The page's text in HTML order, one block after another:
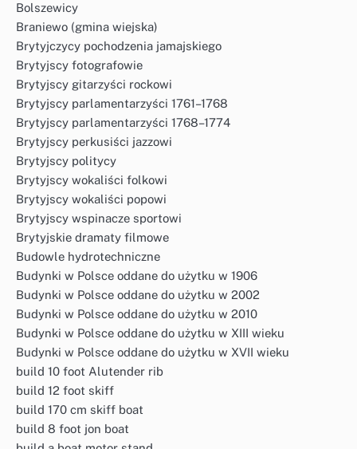
Bolszewicy
Braniewo (gmina wiejska)
Brytyjczycy pochodzenia jamajskiego
Brytyjscy fotografowie
Brytyjscy gitarzyści rockowi
Brytyjscy parlamentarzyści 1761–1768
Brytyjscy parlamentarzyści 1768–1774
Brytyjscy perkusiści jazzowi
Brytyjscy politycy
Brytyjscy wokaliści folkowi
Brytyjscy wokaliści popowi
Brytyjscy wspinacze sportowi
Brytyjskie dramaty filmowe
Budowle hydrotechniczne
Budynki w Polsce oddane do użytku w 1906
Budynki w Polsce oddane do użytku w 2002
Budynki w Polsce oddane do użytku w 2010
Budynki w Polsce oddane do użytku w XIII wieku
Budynki w Polsce oddane do użytku w XVII wieku
build 10 foot Alutender rib
build 12 foot skiff
build 170 cm skiff boat
build 8 foot jon boat